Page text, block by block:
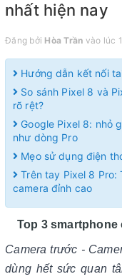
nhất hiện nay
Đăng bởi Hòa Trần vào lúc
Hướng dẫn kết nối
So sánh Pixel 8 và
rõ rệt?
Google Pixel 8: nhỏ
như dòng Pro
Mẹo sử dụng điện
Trên tay Pixel 8 Pro:
camera đỉnh cao
Top 3
Camera trước -
dùng hết sức quan